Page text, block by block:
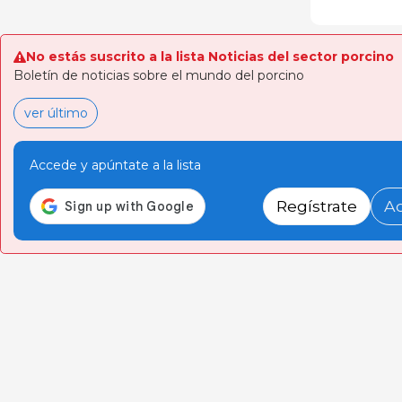
No estás suscrito a la lista Noticias del sector porcino
Boletín de noticias sobre el mundo del porcino
ver último
Accede y apúntate a la lista
Regístrate